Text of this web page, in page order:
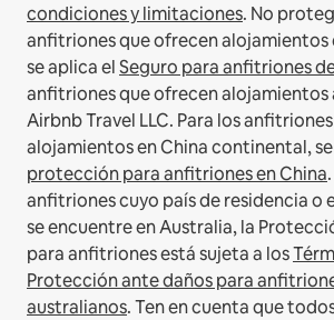
condiciones y limitaciones. No
anfitriones que ofrecen alojamientos
se aplica elSeguro para anfitriones
anfitriones que ofrecen alojamientos
Airbnb Travel LLC. Para los
alojamientos en China continental,
protección para anfitriones en China.
anfitriones cuyo país de residencia o
se encuentre en Australia, la
para anfitriones está sujeta a los
Protección ante daños para
australianos. Ten en cuenta que